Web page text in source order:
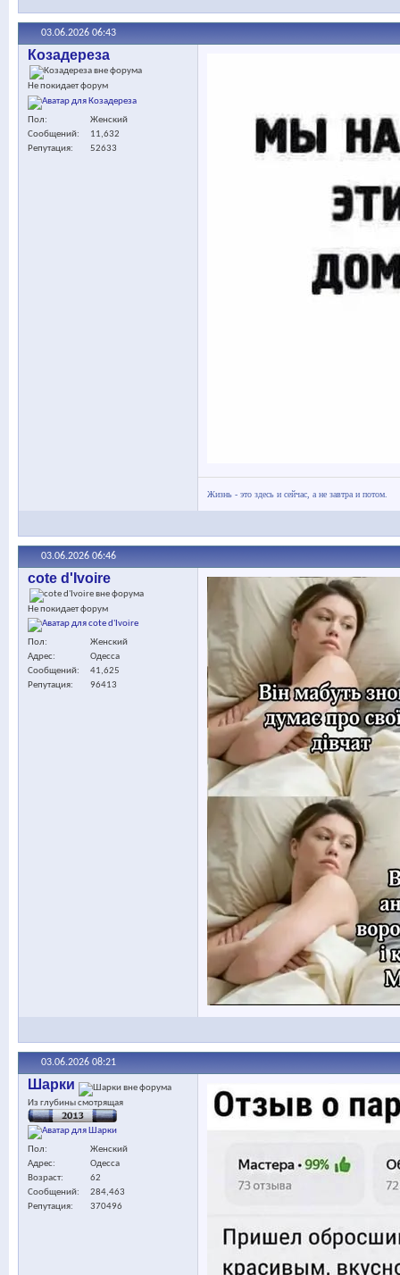
03.06.2026 06:43
Козадереза
Не покидает форум
Пол
Женский
Сообщений
11,632
Репутация
52633
Жизнь - это здесь и сейчас, а не завтра и потом.
03.06.2026 06:46
cote d'Ivoire
Не покидает форум
Пол
Женский
Адрес
Одесса
Сообщений
41,625
Репутация
96413
03.06.2026 08:21
Шарки
Из глубины смотрящая
Пол
Женский
Адрес
Одесса
Возраст
62
Сообщений
284,463
Репутация
370496